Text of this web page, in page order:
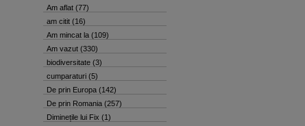
Am aflat (77)
am citit (16)
Am mincat la (109)
Am vazut (330)
biodiversitate (3)
cumparaturi (5)
De prin Europa (142)
De prin Romania (257)
Diminețile lui Fix (1)